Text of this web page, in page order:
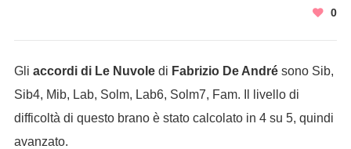
0
Gli accordi di Le Nuvoledi Fabrizio De Andrésono Sib,
Sib4, Mib, Lab, Solm, Lab6, Solm7, Fam. Il livello di
difficoltà di questo brano è stato calcolato in 4 su 5, quindi
avanzato.